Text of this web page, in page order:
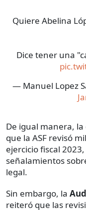
Quiere Abelina
Dice tener una
— Manuel Lopez
De igual manera,
que la ASF revisó
ejercicio fiscal
señalamientos
legal.
Sin embargo, la
reiteró que las